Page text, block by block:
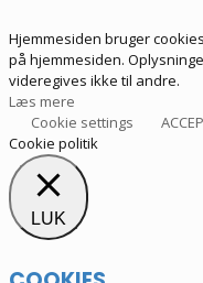
Hjemmesiden bruger
på hjemmesiden.
videregives ikke til andre.
Læs mere
Cookie settings
Cookie politik
LUK